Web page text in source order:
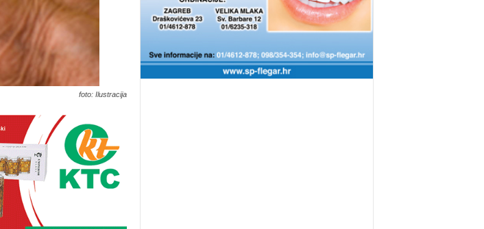
foto: Ilustracija